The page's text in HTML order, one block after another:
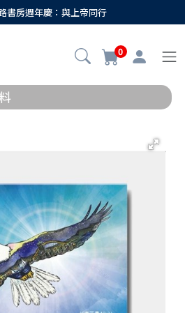
書房週年慶：與上帝同行
0